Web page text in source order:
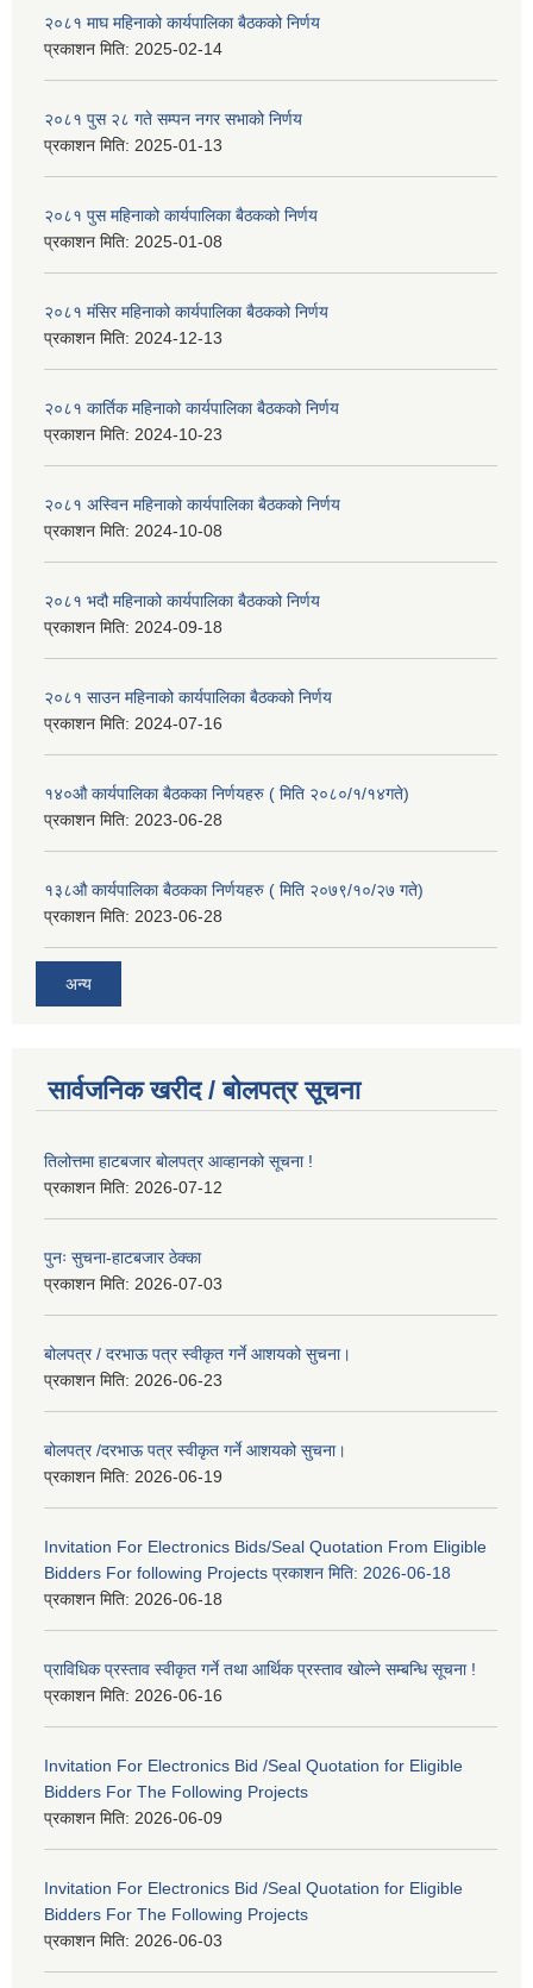
२०८१ माघ महिनाको कार्यपालिका बैठकको निर्णय
प्रकाशन मिति: 2025-02-14
२०८१ पुस २८ गते सम्प‍न नगर सभाको निर्णय
प्रकाशन मिति: 2025-01-13
२०८१ पुस महिनाको कार्यपालिका बैठकको निर्णय
प्रकाशन मिति: 2025-01-08
२०८१ मंसिर महिनाको कार्यपालिका बैठकको निर्णय
प्रकाशन मिति: 2024-12-13
२०८१ कार्तिक महिनाको कार्यपालिका बैठकको निर्णय
प्रकाशन मिति: 2024-10-23
२०८१ अस्विन महिनाको कार्यपालिका बैठकको निर्णय
प्रकाशन मिति: 2024-10-08
२०८१ भदौ महिनाको कार्यपालिका बैठकको निर्णय
प्रकाशन मिति: 2024-09-18
२०८१ साउन महिनाको कार्यपालिका बैठकको निर्णय
प्रकाशन मिति: 2024-07-16
१४०औ कार्यपालिका बैठकका निर्णयहरु ( मिति २०८०/१/१४गते)
प्रकाशन मिति: 2023-06-28
१३८औ कार्यपालिका बैठकका निर्णयहरु ( मिति २०७९/१०/२७ गते)
प्रकाशन मिति: 2023-06-28
अन्य
सार्वजनिक खरीद / बोलपत्र सूचना
तिलोत्तमा हाटबजार बोलपत्र आव्हानको सूचना !
प्रकाशन मिति: 2026-07-12
पुनः सुचना-हाटबजार ठेक्का
प्रकाशन मिति: 2026-07-03
बोलपत्र / दरभाऊ पत्र स्वीकृत गर्ने आशयको सुचना।
प्रकाशन मिति: 2026-06-23
बोलपत्र /दरभाऊ पत्र स्वीकृत गर्ने आशयको सुचना।
प्रकाशन मिति: 2026-06-19
Invitation For Electronics Bids/Seal Quotation From Eligible
Bidders For following Projects प्रकाशन मिति: 2026-06-18
प्रकाशन मिति: 2026-06-18
प्राविधिक प्रस्ताव स्वीकृत गर्ने तथा आर्थिक प्रस्ताव खोल्ने सम्बन्धि सूचना !
प्रकाशन मिति: 2026-06-16
Invitation For Electronics Bid /Seal Quotation for Eligible
Bidders For The Following Projects
प्रकाशन मिति: 2026-06-09
Invitation For Electronics Bid /Seal Quotation for Eligible
Bidders For The Following Projects
प्रकाशन मिति: 2026-06-03